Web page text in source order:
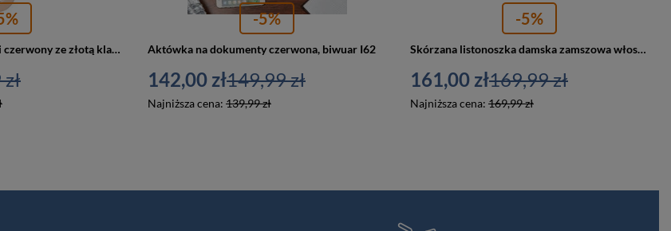
Skórzany pasek damski czerwony ze złotą klamrą - Beltimore O15
-5%
Aktówka na dokumenty czerwona, biwuar I62
142,00 zł
Najniższa cena: 139,99 zł
149,99 zł
-5%
Skórzana listonoszka damska zamszowa włoska skóra różowa Beltimore B64
161,00 zł
Najniższa cena: 169,99 zł
169,99 zł